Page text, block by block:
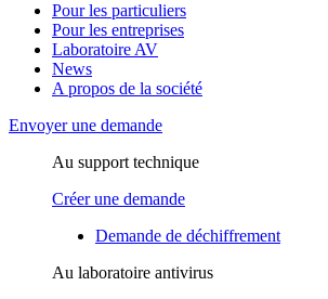
Pour les particuliers
Pour les entreprises
Laboratoire AV
News
A propos de la société
Envoyer une demande
Au support technique
Créer une demande
Demande de déchiffrement
Au laboratoire antivirus